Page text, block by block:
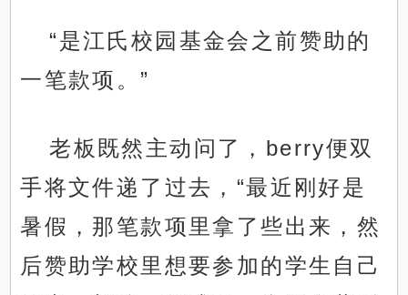
“是江氏校园基金会之前赞助的
一笔款项。”
老板既然主动问了，berry便双
手将文件递了过去，“最近刚好是
暑假，那笔款项里拿了些出来，然
后赞助学校里想要参加的学生自己